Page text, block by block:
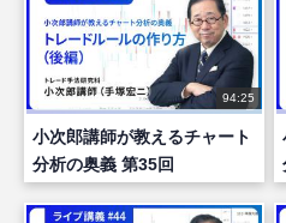
94:25
小次郎講師が教えるチャート
分析の奥義 第35回